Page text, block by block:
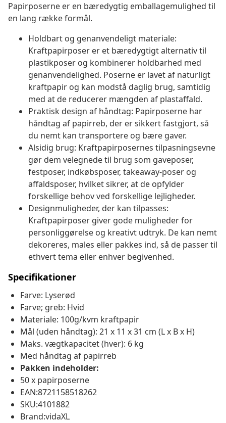
Papirposerne er en bæredygtig emballagemulighed til
en lang række formål.
Holdbart og genanvendeligt materiale:
Kraftpapirposer er et bæredygtigt alternativ til
plastikposer og kombinerer holdbarhed med
genanvendelighed. Poserne er lavet af naturligt
kraftpapir og kan modstå daglig brug, samtidig
med at de reducerer mængden af plastaffald.
Praktisk design af håndtag: Papirposerne har
håndtag af papirreb, der er sikkert fastgjort, så
du nemt kan transportere og bære gaver.
Alsidig brug: Kraftpapirposernes tilpasningsevne
gør dem velegnede til brug som gaveposer,
festposer, indkøbsposer, takeaway-poser og
affaldsposer, hvilket sikrer, at de opfylder
forskellige behov ved forskellige lejligheder.
Designmuligheder, der kan tilpasses:
Kraftpapirposer giver gode muligheder for
personliggørelse og kreativt udtryk. De kan nemt
dekoreres, males eller pakkes ind, så de passer til
ethvert tema eller enhver begivenhed.
Specifikationer
Farve: Lyserød
Farve; greb: Hvid
Materiale: 100g/kvm kraftpapir
Mål (uden håndtag): 21 x 11 x 31 cm (L x B x H)
Maks. vægtkapacitet (hver): 6 kg
Med håndtag af papirreb
Pakken indeholder:
50 x papirposerne
EAN:8721158518262
SKU:4101882
Brand:vidaXL